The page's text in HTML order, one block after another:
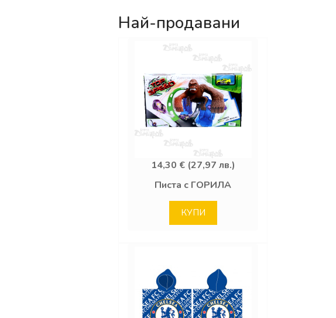
Най-продавани
14,30 € (27,97 лв.)
Писта с ГОРИЛА
КУПИ